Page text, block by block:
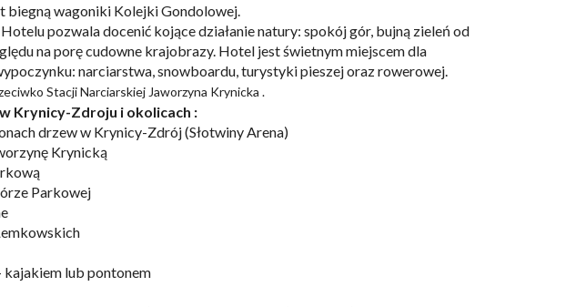
biegną wagoniki Kolejki Gondolowej.
pozwala docenić kojące działanie natury: spokój gór, bujną zieleń od
na porę cudowne krajobrazy. Hotel jest świetnym miejscem dla
narciarstwa, snowboardu, turystyki pieszej oraz rowerowej.
Stacji Narciarskiej Jaworzyna Krynicka .
Krynicy-Zdroju i okolicach :
drzew w Krynicy-Zdrój (Słotwiny Arena)
Krynicką
Parkowej
kajakiem lub pontonem